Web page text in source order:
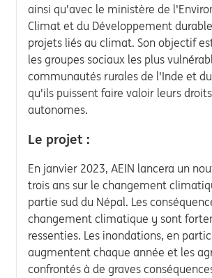
ainsi qu'avec le ministère de
Climat et du Développement
projets liés au climat. Son objectif
les groupes sociaux les plus
communautés rurales de l'Inde et
qu'ils puissent faire valoir leurs
autonomes.
Le projet :
En janvier 2023, AEIN lancera un
trois ans sur le changement
partie sud du Népal. Les
changement climatique y sont
ressenties. Les inondations, en
augmentent chaque année et les
confrontés à de graves